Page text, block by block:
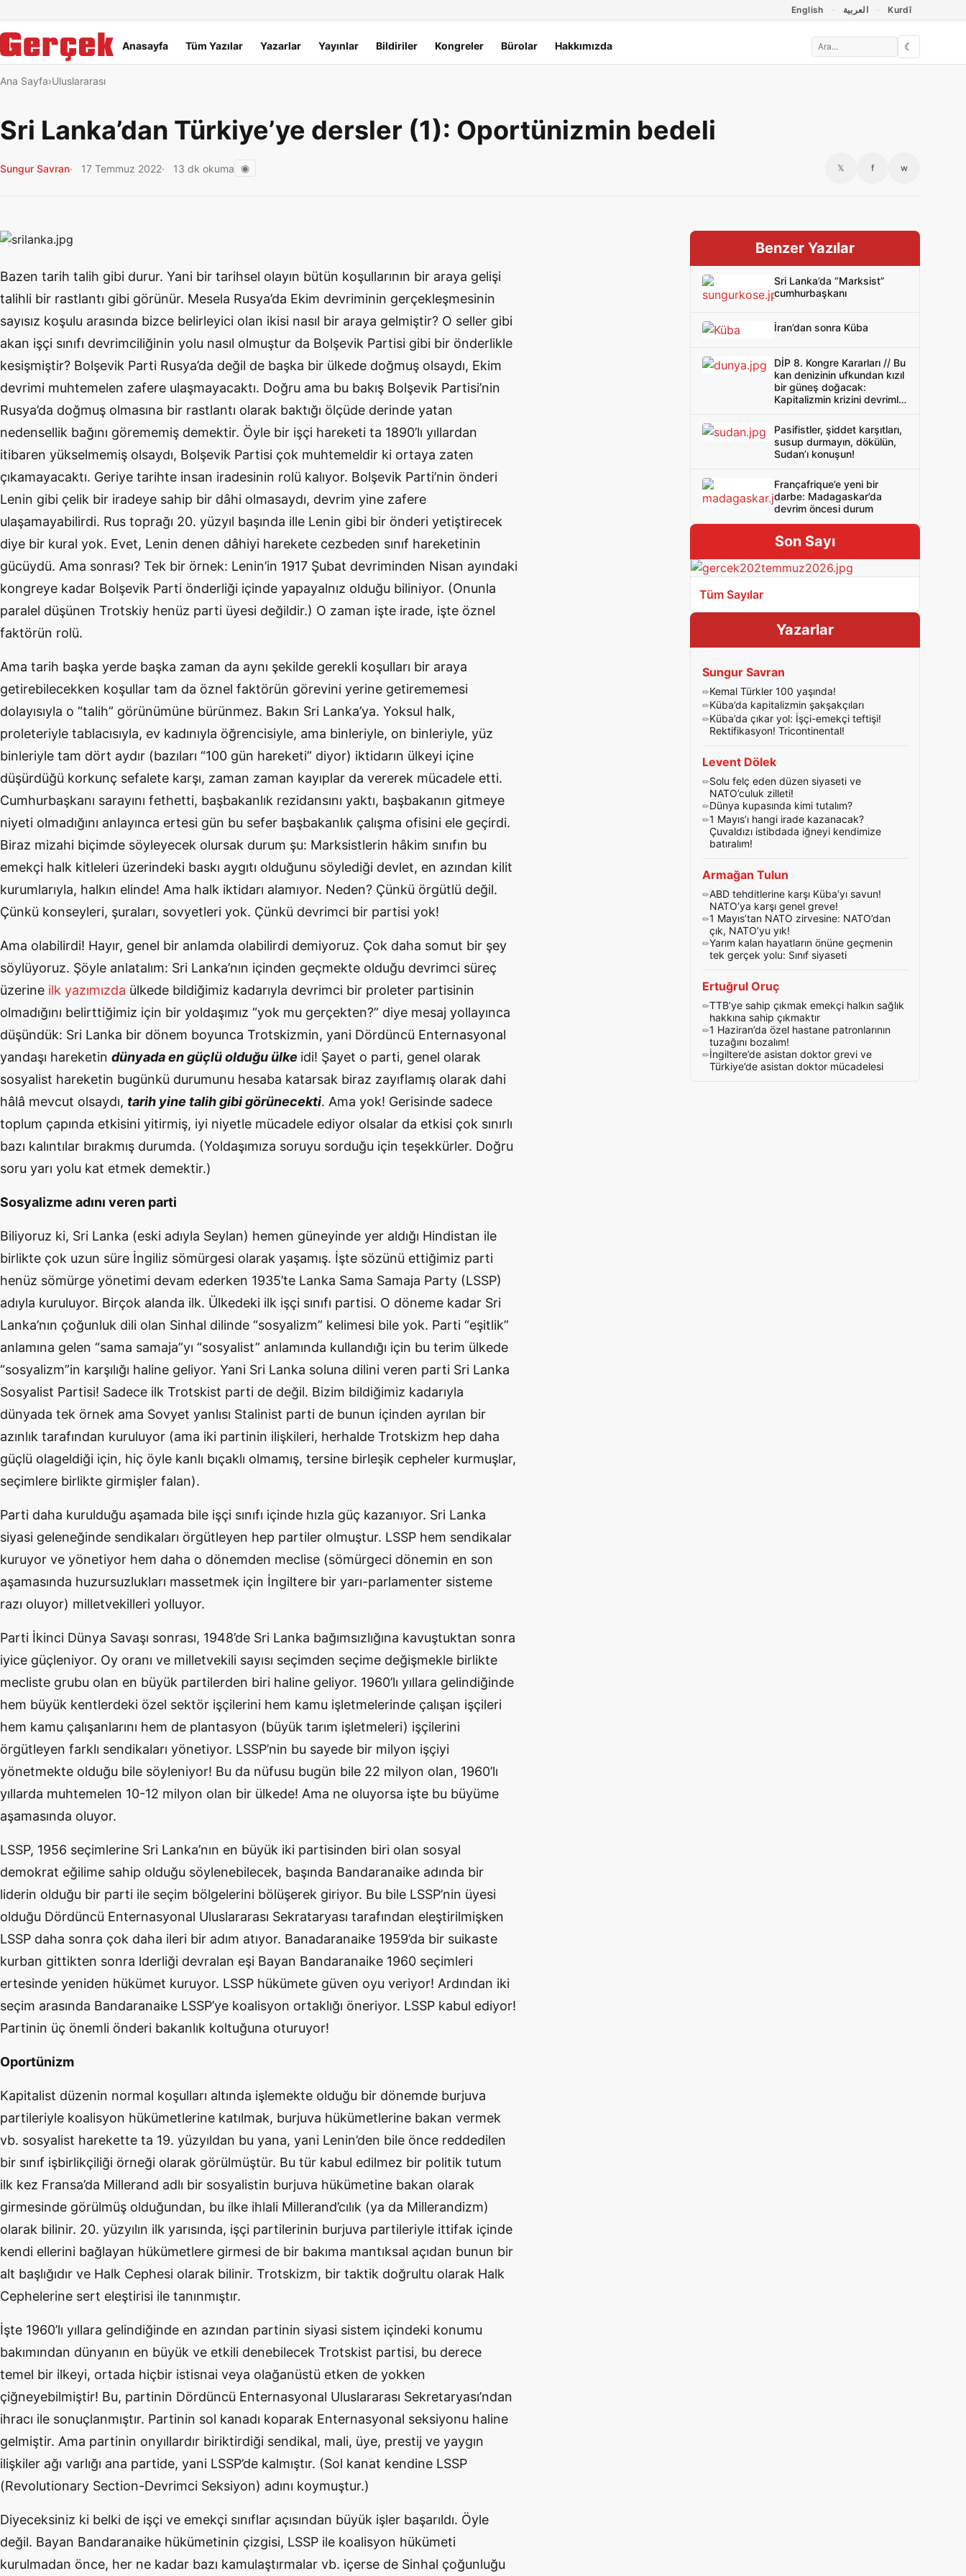
English العربية Kurdî
Ana menü
Anasayfa Tüm Yazılar Yazarlar Yayınlar Bildiriler Kongreler Bürolar Hakkımızda ☾
Ana Sayfa Uluslararası
Sri Lanka’dan Türkiye’ye dersler (1): Oportünizmin bedeli
Sungur Savran 17 Temmuz 2022 13 dk okuma ◉ 𝕏 f w
Bazen tarih talih gibi durur. Yani bir tarihsel olayın bütün koşullarının bir araya gelişi
talihli bir rastlantı gibi görünür. Mesela Rusya’da Ekim devriminin gerçekleşmesinin
sayısız koşulu arasında bizce belirleyici olan ikisi nasıl bir araya gelmiştir? O seller gibi
akan işçi sınıfı devrimciliğinin yolu nasıl olmuştur da Bolşevik Partisi gibi bir önderlikle
kesişmiştir? Bolşevik Parti Rusya’da değil de başka bir ülkede doğmuş olsaydı, Ekim
devrimi muhtemelen zafere ulaşmayacaktı. Doğru ama bu bakış Bolşevik Partisi’nin
Rusya’da doğmuş olmasına bir rastlantı olarak baktığı ölçüde derinde yatan
nedensellik bağını görememiş demektir. Öyle bir işçi hareketi ta 1890’lı yıllardan
itibaren yükselmemiş olsaydı, Bolşevik Partisi çok muhtemeldir ki ortaya zaten
çıkamayacaktı. Geriye tarihte insan iradesinin rolü kalıyor. Bolşevik Parti’nin önderi
Lenin gibi çelik bir iradeye sahip bir dâhi olmasaydı, devrim yine zafere
ulaşamayabilirdi. Rus toprağı 20. yüzyıl başında ille Lenin gibi bir önderi yetiştirecek
diye bir kural yok. Evet, Lenin denen dâhiyi harekete cezbeden sınıf hareketinin
gücüydü. Ama sonrası? Tek bir örnek: Lenin’in 1917 Şubat devriminden Nisan ayındaki
kongreye kadar Bolşevik Parti önderliği içinde yapayalnız olduğu biliniyor. (Onunla
paralel düşünen Trotskiy henüz parti üyesi değildir.) O zaman işte irade, işte öznel
faktörün rolü.
Ama tarih başka yerde başka zaman da aynı şekilde gerekli koşulları bir araya
getirebilecekken koşullar tam da öznel faktörün görevini yerine getirememesi
dolayısıyla o “talih” görünümüne bürünmez. Bakın Sri Lanka’ya. Yoksul halk,
proleteriyle tablacısıyla, ev kadınıyla öğrencisiyle, ama binleriyle, on binleriyle, yüz
binleriyle tam dört aydır (bazıları “100 gün hareketi” diyor) iktidarın ülkeyi içine
düşürdüğü korkunç sefalete karşı, zaman zaman kayıplar da vererek mücadele etti.
Cumhurbaşkanı sarayını fethetti, başbakanlık rezidansını yaktı, başbakanın gitmeye
niyeti olmadığını anlayınca ertesi gün bu sefer başbakanlık çalışma ofisini ele geçirdi.
Biraz mizahi biçimde söyleyecek olursak durum şu: Marksistlerin hâkim sınıfın bu
emekçi halk kitleleri üzerindeki baskı aygıtı olduğunu söylediği devlet, en azından kilit
kurumlarıyla, halkın elinde! Ama halk iktidarı alamıyor. Neden? Çünkü örgütlü değil.
Çünkü konseyleri, şuraları, sovyetleri yok. Çünkü devrimci bir partisi yok!
Ama olabilirdi! Hayır, genel bir anlamda olabilirdi demiyoruz. Çok daha somut bir şey
söylüyoruz. Şöyle anlatalım: Sri Lanka’nın içinden geçmekte olduğu devrimci süreç
üzerine ilk yazımızda ülkede bildiğimiz kadarıyla devrimci bir proleter partisinin
olmadığını belirttiğimiz için bir yoldaşımız “yok mu gerçekten?” diye mesaj yollayınca
düşündük: Sri Lanka bir dönem boyunca Trotskizmin, yani Dördüncü Enternasyonal
yandaşı hareketin dünyada en güçlü olduğu ülke idi! Şayet o parti, genel olarak
sosyalist hareketin bugünkü durumunu hesaba katarsak biraz zayıflamış olarak dahi
hâlâ mevcut olsaydı, tarih yine talih gibi görünecekti. Ama yok! Gerisinde sadece
toplum çapında etkisini yitirmiş, iyi niyetle mücadele ediyor olsalar da etkisi çok sınırlı
bazı kalıntılar bırakmış durumda. (Yoldaşımıza soruyu sorduğu için teşekkürler. Doğru
soru yarı yolu kat etmek demektir.)
Sosyalizme adını veren parti
Biliyoruz ki, Sri Lanka (eski adıyla Seylan) hemen güneyinde yer aldığı Hindistan ile
birlikte çok uzun süre İngiliz sömürgesi olarak yaşamış. İşte sözünü ettiğimiz parti
henüz sömürge yönetimi devam ederken 1935’te Lanka Sama Samaja Party (LSSP)
adıyla kuruluyor. Birçok alanda ilk. Ülkedeki ilk işçi sınıfı partisi. O döneme kadar Sri
Lanka’nın çoğunluk dili olan Sinhal dilinde “sosyalizm” kelimesi bile yok. Parti “eşitlik”
anlamına gelen “sama samaja”yı “sosyalist” anlamında kullandığı için bu terim ülkede
“sosyalizm”in karşılığı haline geliyor. Yani Sri Lanka soluna dilini veren parti Sri Lanka
Sosyalist Partisi! Sadece ilk Trotskist parti de değil. Bizim bildiğimiz kadarıyla
dünyada tek örnek ama Sovyet yanlısı Stalinist parti de bunun içinden ayrılan bir
azınlık tarafından kuruluyor (ama iki partinin ilişkileri, herhalde Trotskizm hep daha
güçlü olageldiği için, hiç öyle kanlı bıçaklı olmamış, tersine birleşik cepheler kurmuşlar,
seçimlere birlikte girmişler falan).
Parti daha kurulduğu aşamada bile işçi sınıfı içinde hızla güç kazanıyor. Sri Lanka
siyasi geleneğinde sendikaları örgütleyen hep partiler olmuştur. LSSP hem sendikalar
kuruyor ve yönetiyor hem daha o dönemden meclise (sömürgeci dönemin en son
aşamasında huzursuzlukları massetmek için İngiltere bir yarı-parlamenter sisteme
razı oluyor) milletvekilleri yolluyor.
Parti İkinci Dünya Savaşı sonrası, 1948’de Sri Lanka bağımsızlığına kavuştuktan sonra
iyice güçleniyor. Oy oranı ve milletvekili sayısı seçimden seçime değişmekle birlikte
mecliste grubu olan en büyük partilerden biri haline geliyor. 1960’lı yıllara gelindiğinde
hem büyük kentlerdeki özel sektör işçilerini hem kamu işletmelerinde çalışan işçileri
hem kamu çalışanlarını hem de plantasyon (büyük tarım işletmeleri) işçilerini
örgütleyen farklı sendikaları yönetiyor. LSSP’nin bu sayede bir milyon işçiyi
yönetmekte olduğu bile söyleniyor! Bu da nüfusu bugün bile 22 milyon olan, 1960’lı
yıllarda muhtemelen 10-12 milyon olan bir ülkede! Ama ne oluyorsa işte bu büyüme
aşamasında oluyor.
LSSP, 1956 seçimlerine Sri Lanka’nın en büyük iki partisinden biri olan sosyal
demokrat eğilime sahip olduğu söylenebilecek, başında Bandaranaike adında bir
liderin olduğu bir parti ile seçim bölgelerini bölüşerek giriyor. Bu bile LSSP’nin üyesi
olduğu Dördüncü Enternasyonal Uluslararası Sekrataryası tarafından eleştirilmişken
LSSP daha sonra çok daha ileri bir adım atıyor. Banadaranaike 1959’da bir suikaste
kurban gittikten sonra lderliği devralan eşi Bayan Bandaranaike 1960 seçimleri
ertesinde yeniden hükümet kuruyor. LSSP hükümete güven oyu veriyor! Ardından iki
seçim arasında Bandaranaike LSSP’ye koalisyon ortaklığı öneriyor. LSSP kabul ediyor!
Partinin üç önemli önderi bakanlık koltuğuna oturuyor!
Oportünizm
Kapitalist düzenin normal koşulları altında işlemekte olduğu bir dönemde burjuva
partileriyle koalisyon hükümetlerine katılmak, burjuva hükümetlerine bakan vermek
vb. sosyalist harekette ta 19. yüzyıldan bu yana, yani Lenin’den bile önce reddedilen
bir sınıf işbirlikçiliği örneği olarak görülmüştür. Bu tür kabul edilmez bir politik tutum
ilk kez Fransa’da Millerand adlı bir sosyalistin burjuva hükümetine bakan olarak
girmesinde görülmüş olduğundan, bu ilke ihlali Millerand’cılık (ya da Millerandizm)
olarak bilinir. 20. yüzyılın ilk yarısında, işçi partilerinin burjuva partileriyle ittifak içinde
kendi ellerini bağlayan hükümetlere girmesi de bir bakıma mantıksal açıdan bunun bir
alt başlığıdır ve Halk Cephesi olarak bilinir. Trotskizm, bir taktik doğrultu olarak Halk
Cephelerine sert eleştirisi ile tanınmıştır.
İşte 1960’lı yıllara gelindiğinde en azından partinin siyasi sistem içindeki konumu
bakımından dünyanın en büyük ve etkili denebilecek Trotskist partisi, bu derece
temel bir ilkeyi, ortada hiçbir istisnai veya olağanüstü etken de yokken
çiğneyebilmiştir! Bu, partinin Dördüncü Enternasyonal Uluslararası Sekretaryası’ndan
ihracı ile sonuçlanmıştır. Partinin sol kanadı koparak Enternasyonal seksiyonu haline
gelmiştir. Ama partinin onyıllardır biriktirdiği sendikal, mali, üye, prestij ve yaygın
ilişkiler ağı varlığı ana partide, yani LSSP’de kalmıştır. (Sol kanat kendine LSSP
(Revolutionary Section-Devrimci Seksiyon) adını koymuştur.)
Diyeceksiniz ki belki de işçi ve emekçi sınıflar açısından büyük işler başarıldı. Öyle
değil. Bayan Bandaranaike hükümetinin çizgisi, LSSP ile koalisyon hükümeti
kurulmadan önce, her ne kadar bazı kamulaştırmalar vb. içerse de Sinhal çoğunluğu
Benzer Yazılar
Sri Lanka’da “Marksist”
cumhurbaşkanı
İran’dan sonra Küba
DİP 8. Kongre Kararları // Bu
kan denizinin ufkundan kızıl
bir güneş doğacak:
Kapitalizmin krizini devrimle
devrimle durdur!
Pasifistler, şiddet karşıtları,
susup durmayın, dökülün,
Sudan’ı konuşun!
Françafrique’e yeni bir
darbe: Madagaskar’da
devrim öncesi durum
Son Sayı
Tüm Sayılar
Yazarlar
Sungur Savran
Kemal Türkler 100 yaşında!
Küba’da kapitalizmin şakşakçıları
Küba’da çıkar yol: İşçi-emekçi teftişi!
Rektifikasyon! Tricontinental!
Levent Dölek
Solu felç eden düzen siyaseti ve
NATO’culuk zilleti!
Dünya kupasında kimi tutalım?
1 Mayıs’ı hangi irade kazanacak?
Çuvaldızı istibdada iğneyi kendimize
batıralım!
Armağan Tulun
ABD tehditlerine karşı Küba’yı savun!
NATO’ya karşı genel greve!
1 Mayıs’tan NATO zirvesine: NATO’dan
çık, NATO’yu yık!
Yarım kalan hayatların önüne geçmenin
tek gerçek yolu: Sınıf siyaseti
Ertuğrul Oruç
TTB’ye sahip çıkmak emekçi halkın sağlık
hakkına sahip çıkmaktır
1 Haziran’da özel hastane patronlarının
tuzağını bozalım!
İngiltere’de asistan doktor grevi ve
Türkiye’de asistan doktor mücadelesi